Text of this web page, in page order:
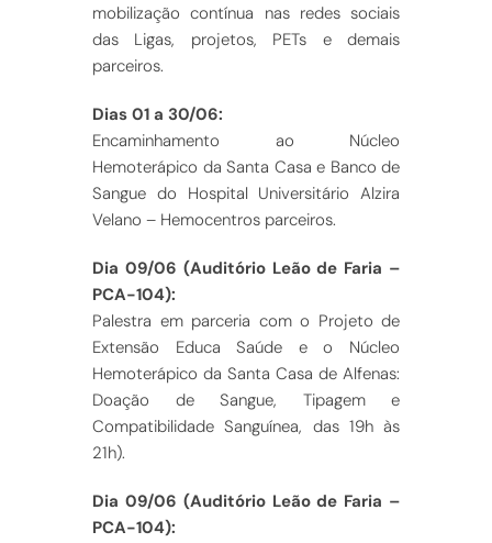
mobilização contínua nas redes sociais
das Ligas, projetos, PETs e demais
parceiros.
Dias 01 a 30/06:
Encaminhamento ao Núcleo
Hemoterápico da Santa Casa e Banco de
Sangue do Hospital Universitário Alzira
Velano – Hemocentros parceiros.
Dia 09/06 (Auditório Leão de Faria –
PCA-104):
Palestra em parceria com o Projeto de
Extensão Educa Saúde e o Núcleo
Hemoterápico da Santa Casa de Alfenas:
Doação de Sangue, Tipagem e
Compatibilidade Sanguínea, das 19h às
21h).
Dia 09/06 (Auditório Leão de Faria –
PCA-104):